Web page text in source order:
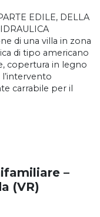
EDILE, DELLA
di una villa in zona
di tipo americano
copertura in legno
carrabile per il
–
(VR)